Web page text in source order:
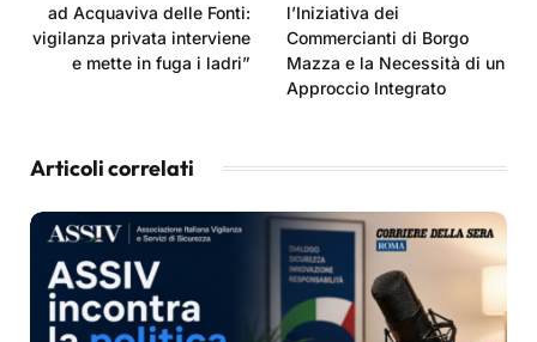
ad Acquaviva delle Fonti:
vigilanza privata interviene
e mette in fuga i ladri”
l’Iniziativa dei
Commercianti di Borgo
Mazza e la Necessità di un
Approccio Integrato
Articoli correlati